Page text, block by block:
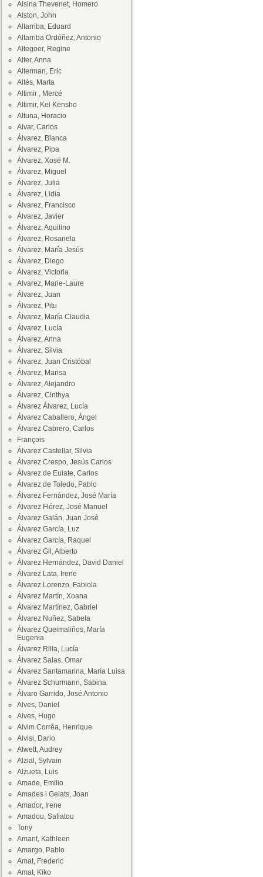
Alsina Thevenet, Homero
Alston, John
Altarriba, Eduard
Altarriba Ordóñez, Antonio
Altegoer, Regine
Alter, Anna
Alterman, Eric
Altés, Marta
Altimir , Mercé
Altimir, Kei Kensho
Altuna, Horacio
Alvar, Carlos
Álvarez, Blanca
Álvarez, Pipa
Álvarez, Xosé M.
Álvarez, Miguel
Álvarez, Julia
Álvarez, Lidia
Álvarez, Francisco
Álvarez, Javier
Álvarez, Aquilino
Álvarez, Rosanela
Álvarez, María Jesús
Álvarez, Diego
Álvarez, Victoria
Alvarez, Marie-Laure
Álvarez, Juan
Álvarez, Pitu
Álvarez, María Claudia
Álvarez, Lucía
Álvarez, Anna
Álvarez, Silvia
Álvarez, Juan Cristóbal
Álvarez, Marisa
Álvarez, Alejandro
Álvarez, Cinthya
Álvarez Álvarez, Lucía
Álvarez Caballero, Ángel
Álvarez Cabrero, Carlos
François
Álvarez Castellar, Silvia
Álvarez Crespo, Jesús Carlos
Álvarez de Eulate, Carlos
Álvarez de Toledo, Pablo
Álvarez Fernández, José María
Álvarez Flórez, José Manuel
Álvarez Galán, Juan José
Álvarez García, Luz
Álvarez García, Raquel
Álvarez Gil, Alberto
Álvarez Hernández, David Daniel
Álvarez Lata, Irene
Álvarez Lorenzo, Fabiola
Álvarez Martín, Xoana
Álvarez Martínez, Gabriel
Álvarez Nuñez, Sabela
Álvarez Queimaliños, María
Eugenia
Álvarez Rilla, Lucía
Álvarez Salas, Omar
Álvarez Santamarina, María Luisa
Álvarez Schurmann, Sabina
Álvaro Garrido, José Antonio
Alves, Daniel
Alves, Hugo
Alvim Corrêa, Henrique
Alvisi, Dario
Alwett, Audrey
Alzial, Sylvain
Alzueta, Luis
Amade, Emilio
Amades i Gelats, Joan
Amador, Irene
Amadou, Safiatou
Tony
Amant, Kathleen
Amargo, Pablo
Amat, Frederic
Amat, Kiko